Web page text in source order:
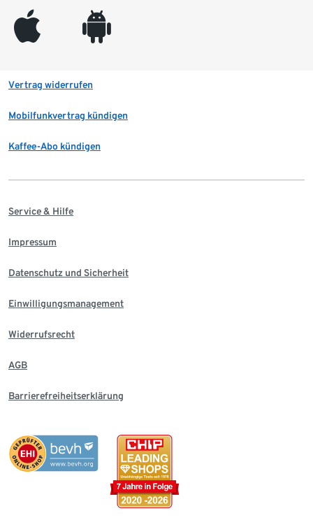
appleinc android
Vertrag widerrufen
Mobilfunkvertrag kündigen
Kaffee-Abo kündigen
Service & Hilfe
Impressum
Datenschutz und Sicherheit
Einwilligungsmanagement
Widerrufsrecht
AGB
Barrierefreiheitserklärung